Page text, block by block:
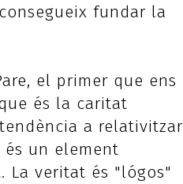
fundar la
el primer que ens
és la caritat
a relativitzar
un element
La veritat és "lógos"